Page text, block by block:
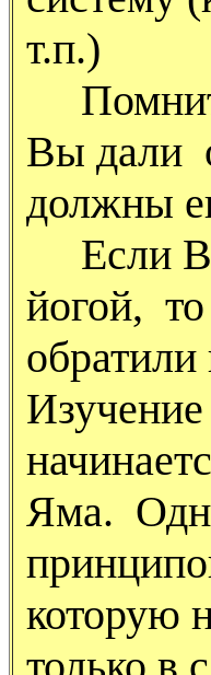
т.п.)
Вы дали
должны
Если
йогой,
Яма.
которую